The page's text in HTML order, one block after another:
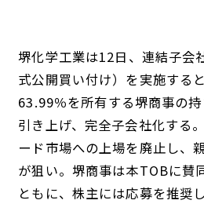
堺化学工業は12日、連結子会
式公開買い付け）を実施する
63.99％を所有する堺商事の
引き上げ、完全子会社化する
ード市場への上場を廃止し、
が狙い。堺商事は本TOBに賛
ともに、株主には応募を推奨